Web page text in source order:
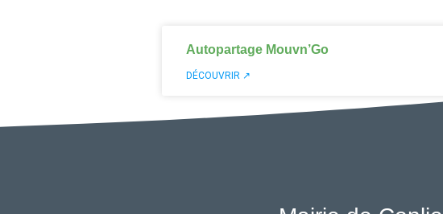
Autopartage Mouvn’Go
DÉCOUVRIR ↗